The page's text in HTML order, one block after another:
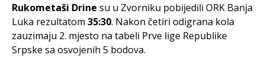
Rukometaši Drine su u Zvorniku pobijedili ORK Banja
Luka rezultatom 35:30. Nakon četiri odigrana kola
zauzimaju 2. mjesto na tabeli Prve lige Republike
Srpske sa osvojenih 5 bodova.